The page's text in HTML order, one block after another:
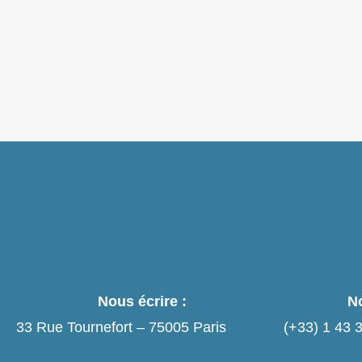
Nous écrire :
33 Rue Tournefort – 75005 Paris
(+33) 1 43